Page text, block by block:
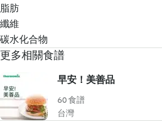
脂肪
纖維
碳水化合物
更多相關食譜
早安！美善品
60 食譜
台灣